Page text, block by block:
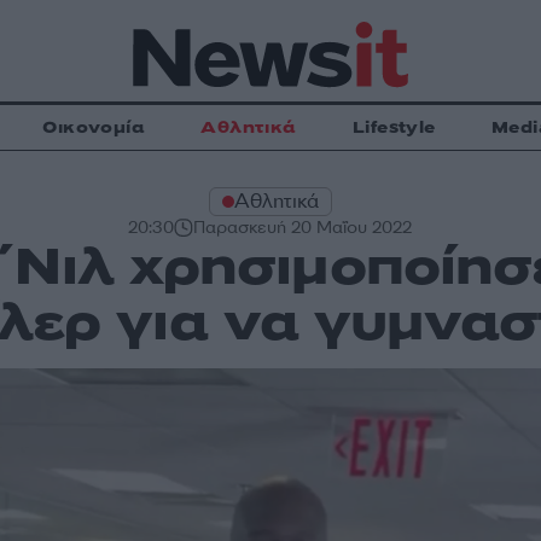
Οικονομία Αθλητικά Lifestyle
Αθλητικά
20:30 Παρασκευή 20 Μαΐου 2022
για να